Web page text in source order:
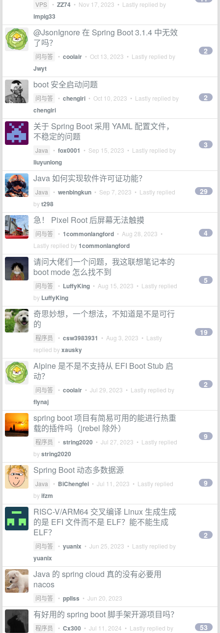
VPS • ZZ74 • Nov 17, 2023 • Lastly replied by
impig33
@JsonIgnore 在 Spring Boot 3.1.4 中无效
了吗？
问与答 • coolair • Oct 13, 2023 • Lastly replied by
Jwyt
2
boot 安全启动问题
问与答 • chengiri • Oct 10, 2023 • Lastly replied by
chengiri
2
关于 Spring Boot 采用 YAML 配置文件，
不稳定的问题
Java • fox0001 • Sep 15, 2023 • Lastly replied by
liuyunlong
3
Java 如何实现软件许可证功能？
Java • wenbingkun • Sep 7, 2023 • Lastly replied
byt298
29
急！ Pixel Root 后屏幕无法触摸
问与答 • 1commonlangford • Aug 28, 2023 •
Lastly replied by1commonlangford
4
请问大佬们一个问题，我这联想笔记本的
boot mode 怎么找不到
问与答 • LuffyKing • Aug 15, 2023 • Lastly replied
by LuffyKing
5
奇思妙想，一个想法，不知道是不是可行
的
程序员 • csw3983931 • Aug 3, 2023 • Lastly
replied byxausky
19
Alpine 是不是不支持从 EFI Boot Stub 启
动？
问与答 • coolair • Jul 29, 2023 • Lastly replied by
flynaj
2
spring boot 项目有简易可用的能进行热重
载的插件吗（jrebel 除外）
程序员 • string2020 • Jul 27, 2023 • Lastly replied
bystring2020
9
Spring Boot 动态多数据源
Java • BiChengfei • Jul 11, 2023 • Lastly replied
byifzm
9
RISC-V/ARM64 交叉编译 Linux 生成生成
的是 EFI 文件而不是 ELF？能不能生成
ELF？
问与答 • yuanix • Jun 25, 2023 • Lastly replied by
yuanix
2
Java 的 spring cloud 真的没有必要用
nacos
问与答 • ppllss • Jun 20, 2023
有好用的 spring boot 脚手架开源项目吗？
程序员 • Cx300 • Jul 11, 2024 • Lastly replied by 53